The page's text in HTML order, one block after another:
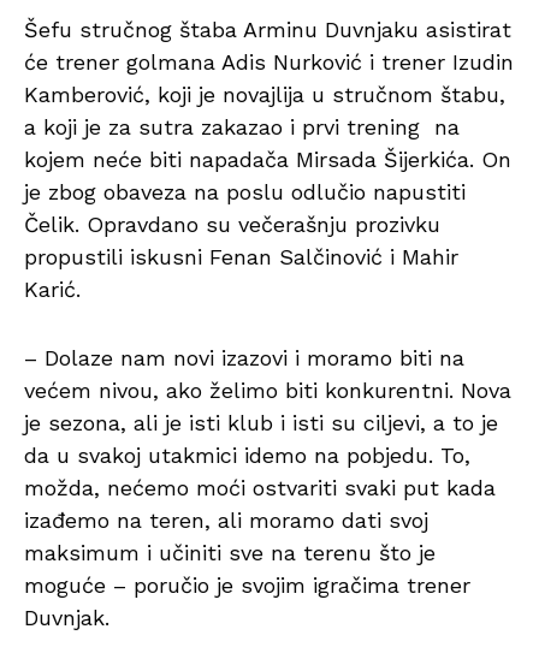
Šefu stručnog štaba Arminu Duvnjaku asistirat
će trener golmana Adis Nurković i trener Izudin
Kamberović, koji je novajlija u stručnom štabu,
a koji je za sutra zakazao i prvi trening na
kojem neće biti napadača Mirsada Šijerkića. On
je zbog obaveza na poslu odlučio napustiti
Čelik. Opravdano su večerašnju prozivku
propustili iskusni Fenan Salčinović i Mahir
Karić.
– Dolaze nam novi izazovi i moramo biti na
većem nivou, ako želimo biti konkurentni. Nova
je sezona, ali je isti klub i isti su ciljevi, a to je
da u svakoj utakmici idemo na pobjedu. To,
možda, nećemo moći ostvariti svaki put kada
izađemo na teren, ali moramo dati svoj
maksimum i učiniti sve na terenu što je
moguće – poručio je svojim igračima trener
Duvnjak.